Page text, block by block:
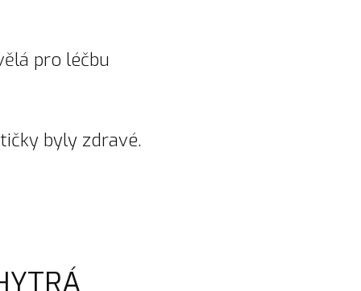
pro léčbu
byly zdravé.